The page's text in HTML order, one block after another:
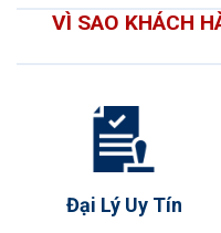
VÌ SAO KHÁCH
Đại Lý Uy Tín